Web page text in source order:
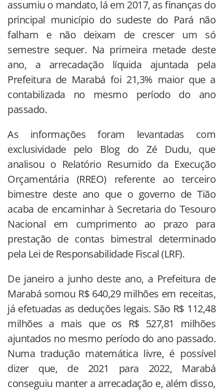
assumiu o mandato, lá em 2017, as finanças do
principal município do sudeste do Pará não
falham e não deixam de crescer um só
semestre sequer. Na primeira metade deste
ano, a arrecadação líquida ajuntada pela
Prefeitura de Marabá foi 21,3% maior que a
contabilizada no mesmo período do ano
passado.
As informações foram levantadas com
exclusividade pelo Blog do Zé Dudu, que
analisou o Relatório Resumido da Execução
Orçamentária (RREO) referente ao terceiro
bimestre deste ano que o governo de Tião
acaba de encaminhar à Secretaria do Tesouro
Nacional em cumprimento ao prazo para
prestação de contas bimestral determinado
pela Lei de Responsabilidade Fiscal (LRF).
De janeiro a junho deste ano, a Prefeitura de
Marabá somou R$ 640,29 milhões em receitas,
já efetuadas as deduções legais. São R$ 112,48
milhões a mais que os R$ 527,81 milhões
ajuntados no mesmo período do ano passado.
Numa tradução matemática livre, é possível
dizer que, de 2021 para 2022, Marabá
conseguiu manter a arrecadação e, além disso,